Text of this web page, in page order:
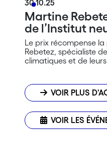
30.10.25
Martine
de l’Institut
Le prix récompense
Rebetez, spécialiste
climatiques et de
VOIR PLUS
VOIR LES